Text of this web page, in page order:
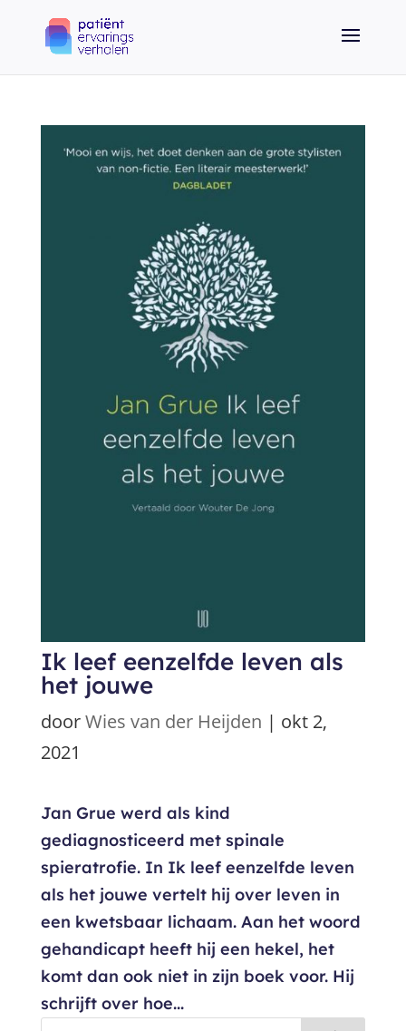
Ik leef eenzelfde leven als
het jouwe
doorWies van der Heijden | okt 2,
2021
Jan Grue werd als kind
gediagnosticeerd met spinale
spieratrofie. In Ik leef eenzelfde leven
als het jouwe vertelt hij over leven in
een kwetsbaar lichaam. Aan het woord
gehandicapt heeft hij een hekel, het
komt dan ook niet in zijn boek voor. Hij
schrijft over hoe...